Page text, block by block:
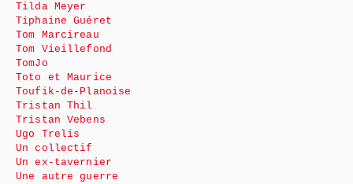
Tilda Meyer
Tiphaine Guéret
Tom Marcireau
Tom Vieillefond
TomJo
Toto et Maurice
Toufik-de-Planoise
Tristan Thil
Tristan Vebens
Ugo Trelis
Un collectif
Un ex-tavernier
Une autre guerre